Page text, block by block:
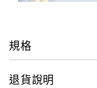
規格
退貨說明